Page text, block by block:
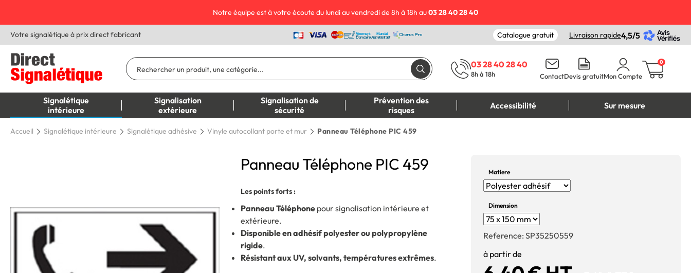
Notre équipe est à votre écoute du lundi au vendredi de 8h à 18h au03 28 40 28 40
Votre signalétique à prix direct fabricant Catalogue gratuit Livraison rapide4,5/5
03 28 40 28 40
8h à 18h ContactDevis gratuitMon Compte
0
Signalétique
intérieure
Signalisation
extérieure
Signalisation de
sécurité
Prévention des
risques
Accessibilité Sur mesure
Accueil Signalétique intérieure Signalétique adhésive Vinyle autocollant porte et mur Panneau Téléphone PIC 459
Panneau Téléphone PIC 459
Les points forts :
Panneau Téléphone pour signalisation intérieure et
extérieure.
Disponible en adhésif polyester ou polypropylène
rigide.
Résistant aux UV, solvants, températures extrêmes.
Matiere
Dimension
Reference: SP35250559
à partir de